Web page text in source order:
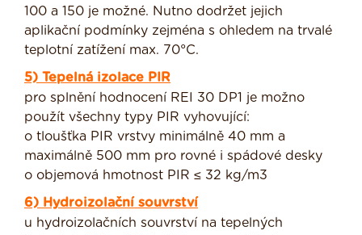
100 a 150 je možné. Nutno dodržet jejich
aplikační podmínky zejména s ohledem na trvalé
teplotní zatížení max. 70°C.
5) Tepelná izolace PIR
pro splnění hodnocení REI 30 DP1 je možno
použít všechny typy PIR vyhovující:
o tloušťka PIR vrstvy minimálně 40 mm a
maximálně 500 mm pro rovné i spádové desky
o objemová hmotnost PIR ≤ 32 kg/m3
6) Hydroizolační souvrství
u hydroizolačních souvrství na tepelných